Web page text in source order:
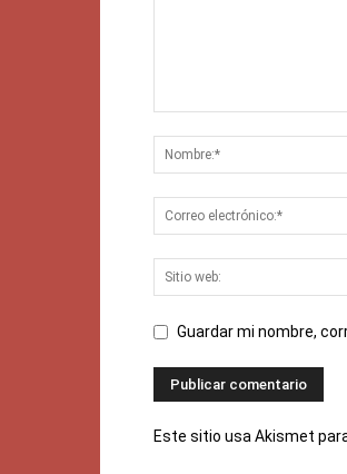
Guardar mi nombre,
Este sitio usa Akismet